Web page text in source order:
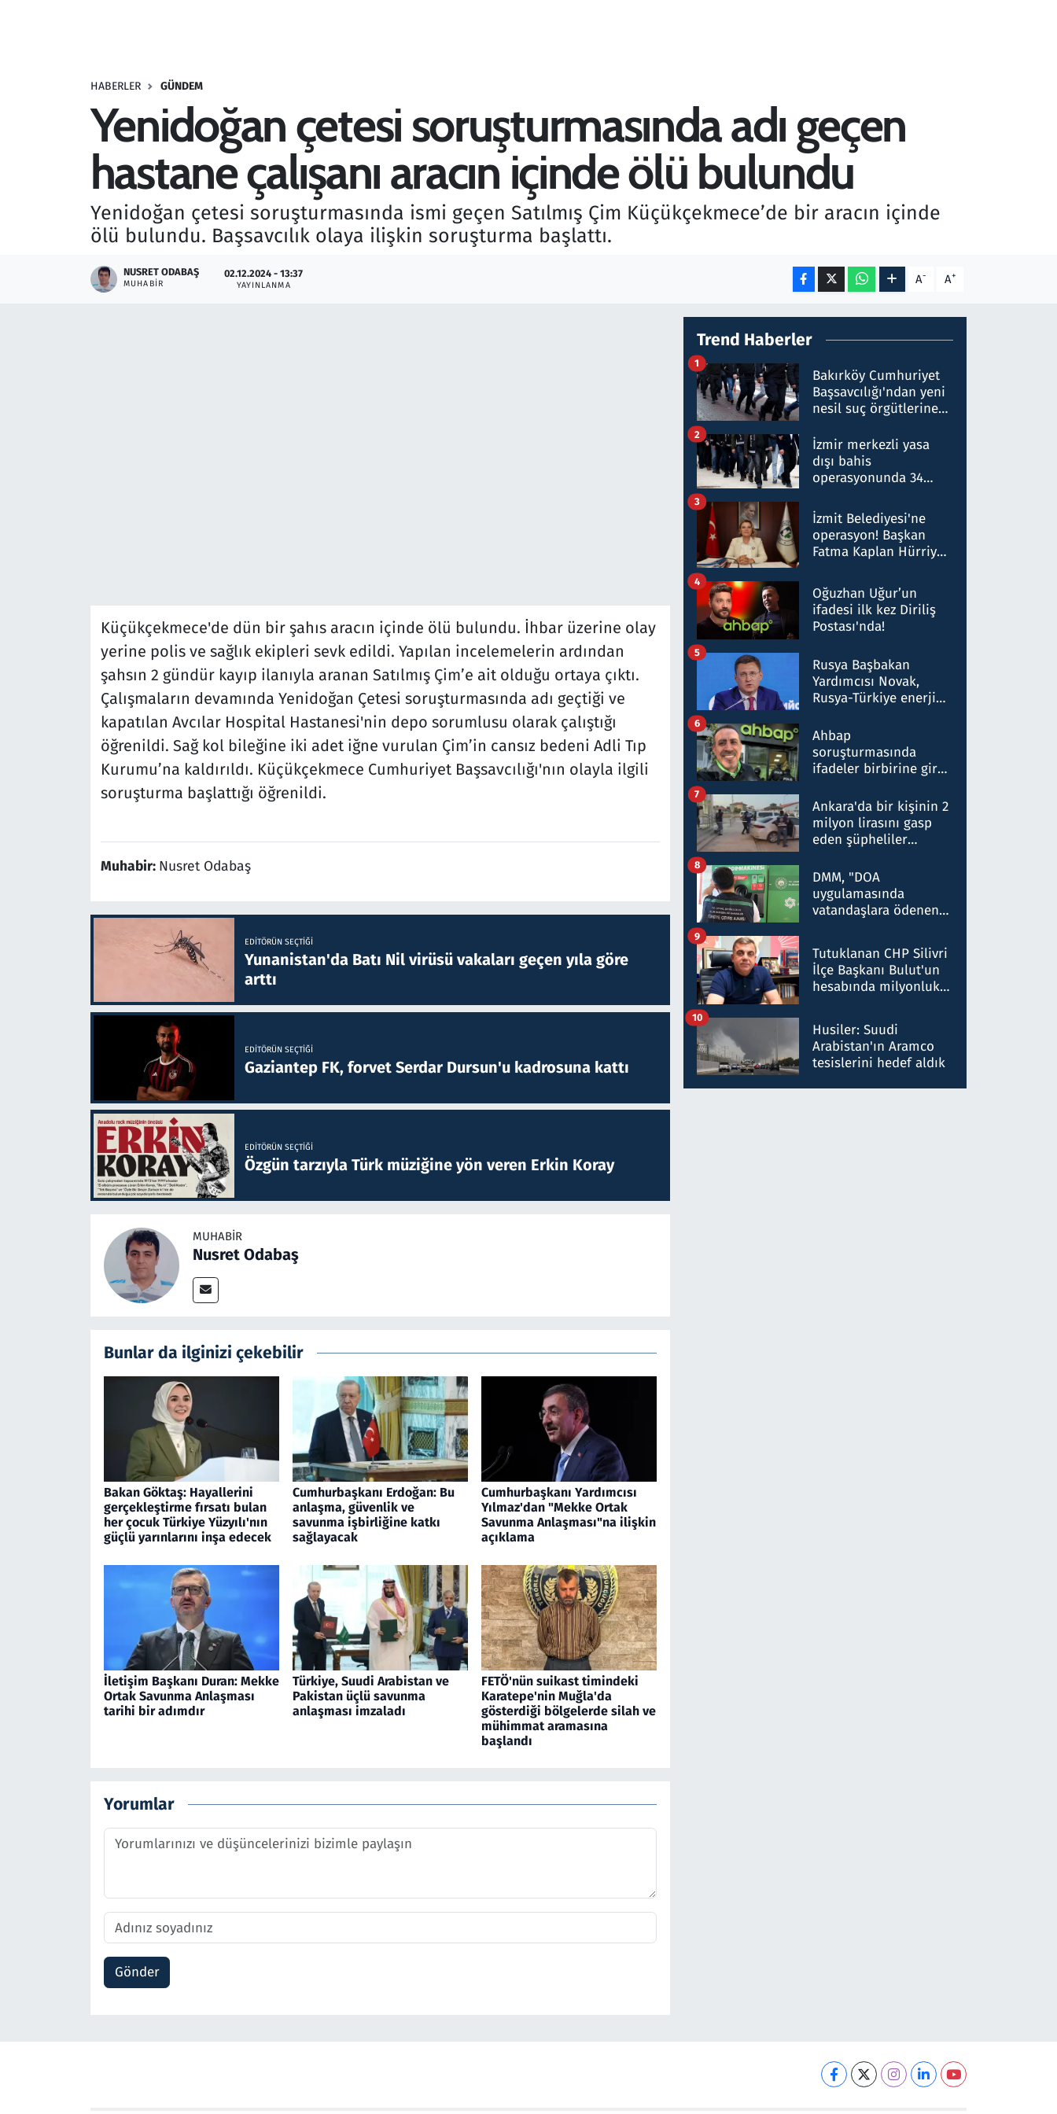
HABERLER GÜNDEM
Yenidoğan çetesi soruşturmasında adı geçen
hastane çalışanı aracın içinde ölü bulundu
Yenidoğan çetesi soruşturmasında ismi geçen Satılmış Çim Küçükçekmece’de bir aracın içinde
ölü bulundu. Başsavcılık olaya ilişkin soruşturma başlattı.
NUSRET ODABAŞ
MUHABIR
02.12.2024 - 13:37
YAYINLANMA A- A+
Küçükçekmece'de dün bir şahıs aracın içinde ölü bulundu. İhbar üzerine olay
yerine polis ve sağlık ekipleri sevk edildi. Yapılan incelemelerin ardından
şahsın 2 gündür kayıp ilanıyla aranan Satılmış Çim’e ait olduğu ortaya çıktı.
Çalışmaların devamında Yenidoğan Çetesi soruşturmasında adı geçtiği ve
kapatılan Avcılar Hospital Hastanesi'nin depo sorumlusu olarak çalıştığı
öğrenildi. Sağ kol bileğine iki adet iğne vurulan Çim’in cansız bedeni Adli Tıp
Kurumu’na kaldırıldı. Küçükçekmece Cumhuriyet Başsavcılığı'nın olayla ilgili
soruşturma başlattığı öğrenildi.
Muhabir: Nusret Odabaş
EDITÖRÜN SEÇTIĞI
Yunanistan'da Batı Nil virüsü vakaları geçen yıla göre
arttı
EDITÖRÜN SEÇTIĞI
Gaziantep FK, forvet Serdar Dursun'u kadrosuna kattı
EDITÖRÜN SEÇTIĞI
Özgün tarzıyla Türk müziğine yön veren Erkin Koray
MUHABIR
Nusret Odabaş
Bunlar da ilginizi çekebilir
Bakan Göktaş: Hayallerini
gerçekleştirme fırsatı bulan
her çocuk Türkiye Yüzyılı'nın
güçlü yarınlarını inşa edecek
Cumhurbaşkanı Erdoğan: Bu
anlaşma, güvenlik ve
savunma işbirliğine katkı
sağlayacak
Cumhurbaşkanı Yardımcısı
Yılmaz'dan "Mekke Ortak
Savunma Anlaşması"na ilişkin
açıklama
İletişim Başkanı Duran: Mekke
Ortak Savunma Anlaşması
tarihi bir adımdır
Türkiye, Suudi Arabistan ve
Pakistan üçlü savunma
anlaşması imzaladı
FETÖ'nün suikast timindeki
Karatepe'nin Muğla'da
gösterdiği bölgelerde silah ve
mühimmat aramasına
başlandı
Yorumlar
Gönder
Trend Haberler
Bakırköy Cumhuriyet
Başsavcılığı'ndan yeni
nesil suç örgütlerine
hakkında gözaltı kararı
1
İzmir merkezli yasa
dışı bahis
operasyonunda 34
Milyar liralık para
trafiği tespit edildi
2
İzmit Belediyesi'ne
operasyon! Başkan
Fatma Kaplan Hürriyet
3
Oğuzhan Uğur’un
ifadesi ilk kez Diriliş
Postası'nda!
4
Rusya Başbakan
Yardımcısı Novak,
Rusya-Türkiye enerji
nitelikte olduğunu
belirtti
5
Ahbap
soruşturmasında
ifadeler birbirine girdi:
ifadelerinden ortaya
çıkan tablo şok etti
6
Ankara'da bir kişinin 2
milyon lirasını gasp
eden şüpheliler
7
DMM, "DOA
uygulamasında
vatandaşlara ödenen
düşürüldüğü" iddiasını
yalanladı
8
Tutuklanan CHP Silivri
İlçe Başkanı Bulut'un
hesabında milyonluk
talimat verdi, ben
gönderdim
9
Husiler: Suudi
Arabistan'ın Aramco
tesislerini hedef aldık
10
Savunma Sanayi
Teknoloji ve Bilim